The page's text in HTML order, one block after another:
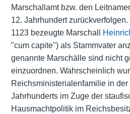
Marschallamt bzw. den
12. Jahrhundert
1123 bezeugte Marschall
"cum capite") als Stammvater
genannte Marschälle sind nicht
einzuordnen. Wahrscheinlich
Reichsministerialenfamiliein der
Jahrhunderts im Zuge der
Hausmachtpolitik im